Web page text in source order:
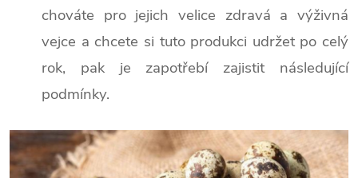
chováte pro jejich velice zdravá a výživná
vejce a chcete si tuto produkci udržet po celý
rok, pak je zapotřebí zajistit následující
podmínky.